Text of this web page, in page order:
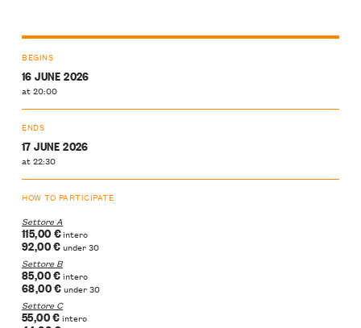
BEGINS
16 JUNE 2026
at 20:00
ENDS
17 JUNE 2026
at 22:30
HOW TO PARTICIPATE
Settore A
115,00 €intero
92,00 €under 30
Settore B
85,00 €intero
68,00 €under 30
Settore C
55,00 €intero